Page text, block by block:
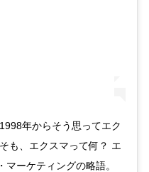
年からそう思ってエク
も、エクスマって何？ エ
ーケティングの略語。